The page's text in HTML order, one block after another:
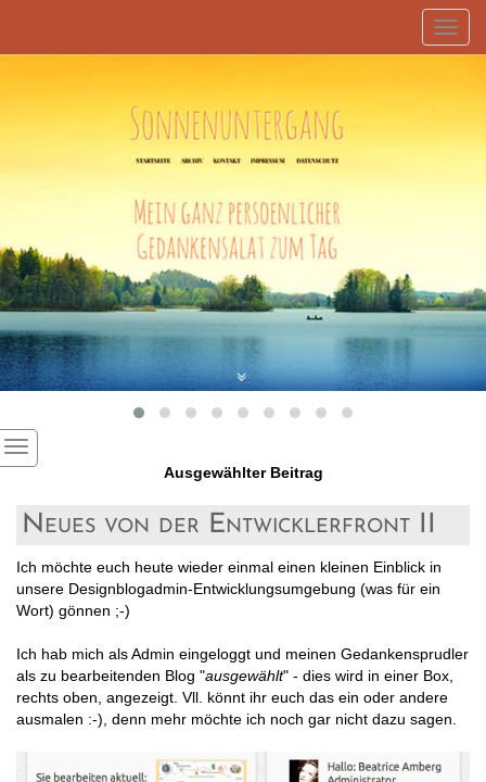
Ausgewählter Beitrag
Neues von der Entwicklerfront II
Ich möchte euch heute wieder einmal einen kleinen Einblick in
unsere Designblogadmin-Entwicklungsumgebung (was für ein
Wort) gönnen ;-)
Ich hab mich als Admin eingeloggt und meinen Gedankensprudler
als zu bearbeitenden Blog "ausgewählt" - dies wird in einer Box,
rechts oben, angezeigt. Vll. könnt ihr euch das ein oder andere
ausmalen :-), denn mehr möchte ich noch gar nicht dazu sagen.